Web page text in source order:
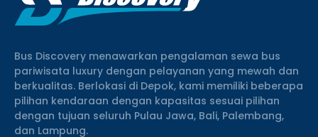
Bus Discovery menawarkan pengalaman sewa bus
pariwisata luxury dengan pelayanan yang mewah dan
berkualitas. Berlokasi di Depok, kami memiliki beberapa
pilihan kendaraan dengan kapasitas sesuai pilihan
dengan tujuan seluruh Pulau Jawa, Bali, Palembang,
dan Lampung.